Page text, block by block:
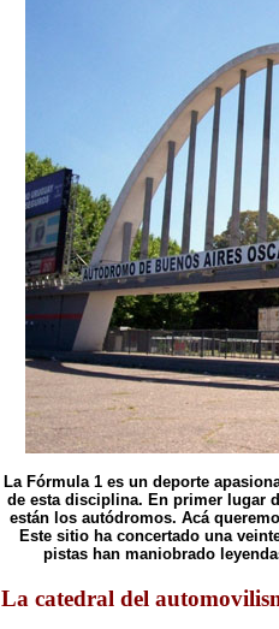
La Fórmula 1 es un deporte
de esta disciplina. En primer lugar
están los autódromos. Acá
Este sitio ha concertado una
pistas han maniobrado
La catedral del